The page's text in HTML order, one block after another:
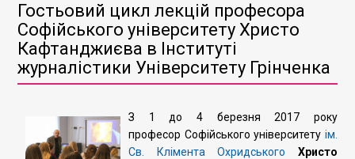
Гостьовий цикл лекцій професора
Софійського університету Христо
Кафтанджиєва в Інституті
журналістики Університету Грінченка
З 1 до 4 березня 2017 року
професор Софійського університету ім.
Св. Клімента Охридського
Христо